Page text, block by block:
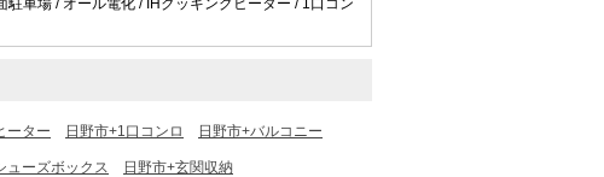
車場 / オール電化 / IHクッキングヒーター / 1口コン
ーター 日野市+1口コンロ 日野市+バルコニー
ューズボックス 日野市+玄関収納